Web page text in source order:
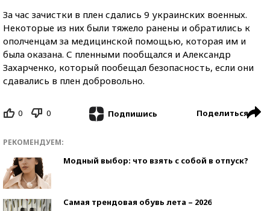
За час зачистки в плен сдались 9 украинских военных.
Некоторые из них были тяжело ранены и обратились к
ополченцам за медицинской помощью, которая им и
была оказана. С пленными пообщался и Александр
Захарченко, который пообещал безопасность, если они
сдавались в плен добровольно.
0 0 Подпишись Поделиться
РЕКОМЕНДУЕМ:
Модный выбор: что взять с собой в отпуск?
Самая трендовая обувь лета – 2026